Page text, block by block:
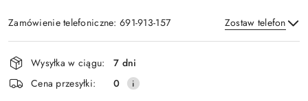
Zamówienie telefoniczne: 691-913-157 Zostaw telefon
Wyślij
Dostępność
i
dostawa
Wysyłka w ciągu:
7 dni
Cena przesyłki:
0